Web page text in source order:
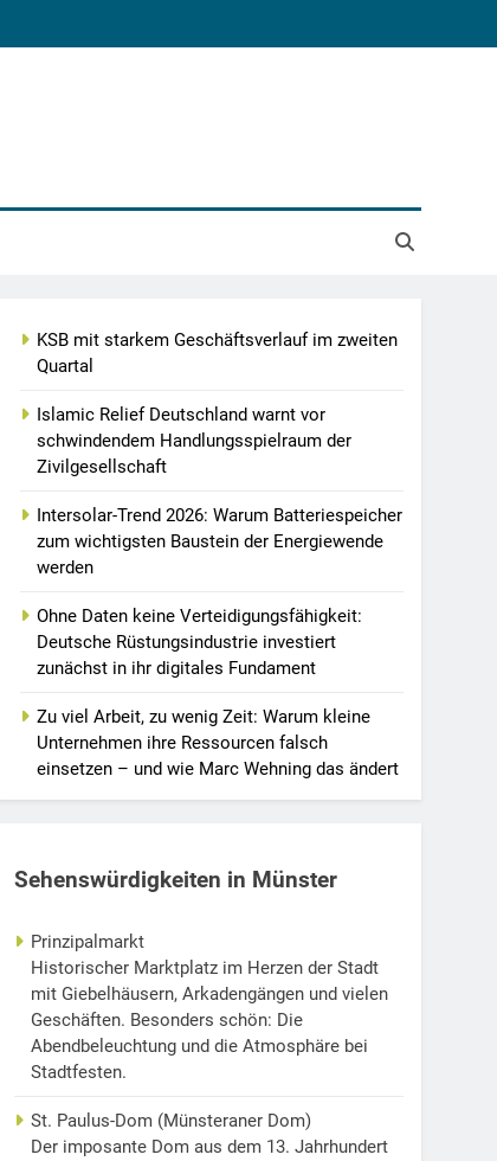
KSB mit starkem Geschäftsverlauf im zweiten
Quartal
Islamic Relief Deutschland warnt vor
schwindendem Handlungsspielraum der
Zivilgesellschaft
Intersolar-Trend 2026: Warum Batteriespeicher
zum wichtigsten Baustein der Energiewende
werden
Ohne Daten keine Verteidigungsfähigkeit:
Deutsche Rüstungsindustrie investiert
zunächst in ihr digitales Fundament
Zu viel Arbeit, zu wenig Zeit: Warum kleine
Unternehmen ihre Ressourcen falsch
einsetzen – und wie Marc Wehning das ändert
Sehenswürdigkeiten in Münster
Prinzipalmarkt
Historischer Marktplatz im Herzen der Stadt
mit Giebelhäusern, Arkadengängen und vielen
Geschäften. Besonders schön: Die
Abendbeleuchtung und die Atmosphäre bei
Stadtfesten.
St. Paulus-Dom (Münsteraner Dom)
Der imposante Dom aus dem 13. Jahrhundert